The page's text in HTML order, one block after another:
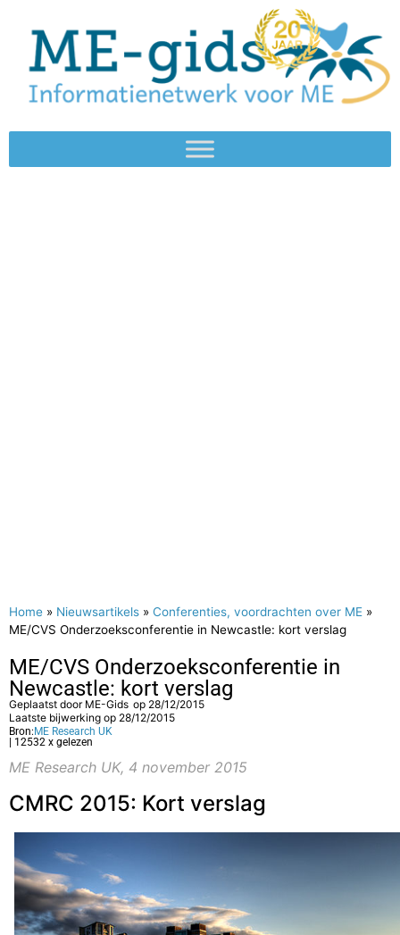
Home » Nieuwsartikels » Conferenties, voordrachten over ME »
ME/CVS Onderzoeksconferentie in Newcastle: kort verslag
ME/CVS Onderzoeksconferentie in
Newcastle: kort verslag
Geplaatst door ME-Gids op 28/12/2015
Laatste bijwerking op 28/12/2015
Bron: ME Research UK
| 12532 x gelezen
ME Research UK, 4 november 2015
CMRC 2015: Kort verslag